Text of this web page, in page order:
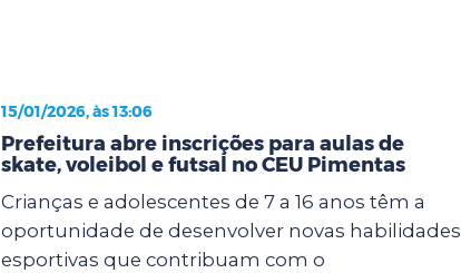
15/01/2026, às 13:06
Prefeitura abre inscrições para aulas de
skate, voleibol e futsal no CEU Pimentas
Crianças e adolescentes de 7 a 16 anos têm a
oportunidade de desenvolver novas habilidades
esportivas que contribuam com o